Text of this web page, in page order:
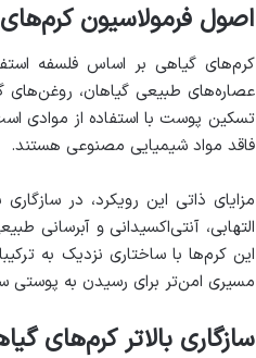
اصول فرمولاسیون
کرم‌های گیاهی بر اساس فلسفه
عصاره‌های طبیعی گیاهان، روغن‌های
تسکین پوست با استفاده از موادی
فاقد مواد شیمیایی مصنوعی هستند.
مزایای ذاتی این رویکرد، در
التهابی، آنتی‌اکسیدانی و
این کرم‌ها با ساختاری نزدیک به
مسیری امن‌تر برای رسیدن به پوستی
سازگاری بالاتر